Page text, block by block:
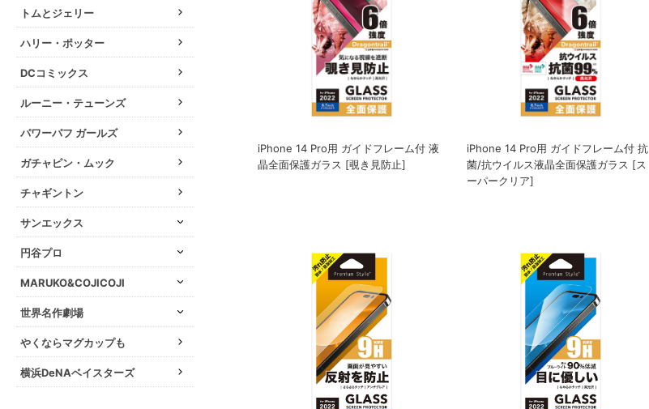
トムとジェリー
ハリー・ポッター
DCコミックス
ルーニー・テューンズ
パワーパフ ガールズ
ガチャピン・ムック
チャギントン
サンエックス
円谷プロ
MARUKO&COJICOJI
世界名作劇場
やくならマグカップも
横浜DeNAベイスターズ
iPhone 14 Pro用 ガイドフレーム付 液
晶全面保護ガラス [覗き見防止]
iPhone 14 Pro用 ガイドフレーム付 抗
菌/抗ウイルス液晶全面保護ガラス [ス
ーパークリア]